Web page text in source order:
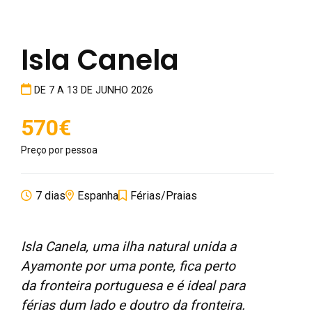
Isla Canela
DE 7 A 13 DE JUNHO 2026
570€
Preço por pessoa
7 dias Espanha Férias/Praias
Isla Canela, uma ilha natural unida a
Ayamonte por uma ponte, fica perto
da fronteira portuguesa e é ideal para
férias dum lado e doutro da fronteira.